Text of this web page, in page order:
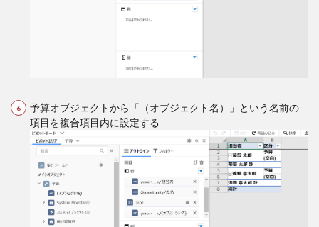
予算オブジェクトから「（オブジェクト名）」という名前の
項目を複合項目内に設定する